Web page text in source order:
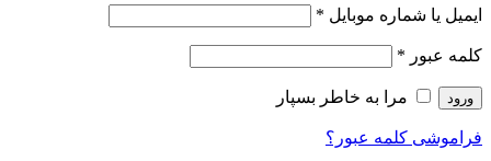
ایمیل یا شماره موبایل *
کلمه عبور *
ورود مرا به خاطر بسپار
فراموشی کلمه عبور؟